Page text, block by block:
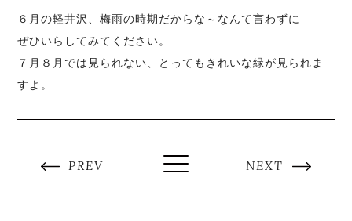
６月の軽井沢、梅雨の時期だからな～なんて言わずに
ぜひいらしてみてください。
７月８月では見られない、とってもきれいな緑が見られま
すよ。
PREV NEXT